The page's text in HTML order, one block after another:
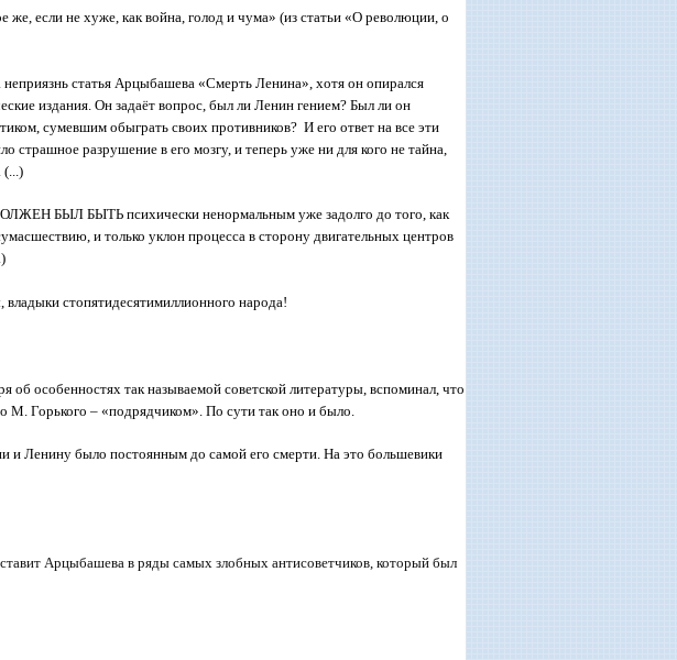
если не хуже, как война, голод и чума» (из статьи «О революции, о
статья Арцыбашева «Смерть Ленина», хотя он опирался
издания. Он задаёт вопрос, был ли Ленин гением? Был ли он
сумевшим обыграть своих противников? И его ответ на все эти
разрушение в его мозгу, и теперь уже ни для кого не тайна,
(...)
БЫЛ БЫТЬ психически ненормальным уже задолго до того, как
и только уклон процесса в сторону двигательных центров
стопятидесятимиллионного народа!
особенностях так называемой советской литературы, вспоминал, что
М. Горького – «подрядчиком». По сути так оно и было.
Ленину было постоянным до самой его смерти. На это большевики
Арцыбашева в ряды самых злобных антисоветчиков, который был